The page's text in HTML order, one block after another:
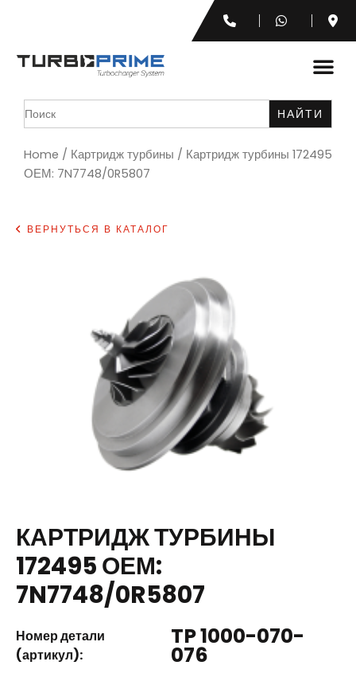
Search
for:
Home / Картридж турбины / Картридж турбины 172495
ОЕМ: 7N7748/0R5807
ВЕРНУТЬСЯ В КАТАЛОГ
КАРТРИДЖ ТУРБИНЫ
172495 ОЕМ:
7N7748/0R5807
Номер детали
(артикул):
TP 1000-070-
076